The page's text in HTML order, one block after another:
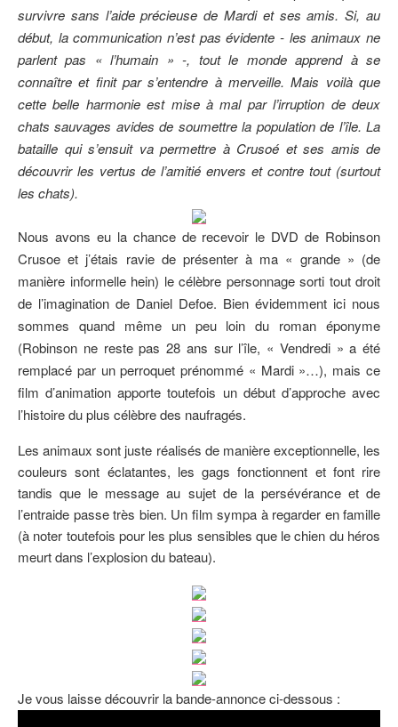
survivre sans l’aide précieuse de Mardi et ses amis. Si, au
début, la communication n’est pas évidente - les animaux ne
parlent pas « l’humain » -, tout le monde apprend à se
connaître et finit par s’entendre à merveille. Mais voilà que
cette belle harmonie est mise à mal par l’irruption de deux
chats sauvages avides de soumettre la population de l’île. La
bataille qui s’ensuit va permettre à Crusoé et ses amis de
découvrir les vertus de l’amitié envers et contre tout (surtout
les chats).
Nous avons eu la chance de recevoir le DVD de Robinson
Crusoe et j’étais ravie de présenter à ma « grande » (de
manière informelle hein) le célèbre personnage sorti tout droit
de l’imagination de Daniel Defoe. Bien évidemment ici nous
sommes quand même un peu loin du roman éponyme
(Robinson ne reste pas 28 ans sur l’île, « Vendredi » a été
remplacé par un perroquet prénommé « Mardi »…), mais ce
film d’animation apporte toutefois un début d’approche avec
l’histoire du plus célèbre des naufragés.
Les animaux sont juste réalisés de manière exceptionnelle, les
couleurs sont éclatantes, les gags fonctionnent et font rire
tandis que le message au sujet de la persévérance et de
l’entraide passe très bien. Un film sympa à regarder en famille
(à noter toutefois pour les plus sensibles que le chien du héros
meurt dans l’explosion du bateau).
Je vous laisse découvrir la bande-annonce ci-dessous :